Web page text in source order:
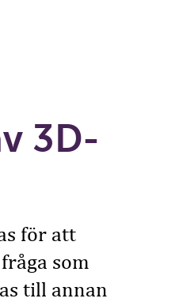
3D-
för att
som
till annan